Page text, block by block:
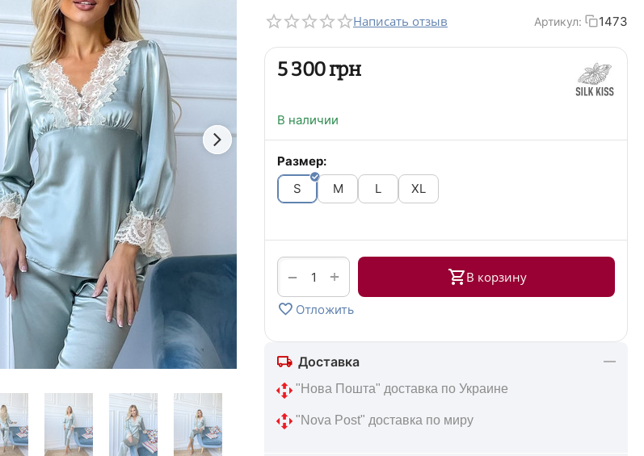
Написать отзыв Артикул: 1473
‍5 300‍грн
В наличии
Размер:
S
M L XL
+
− В корзину
Отложить
Доставка
"Нова Пошта" доставка по Украине
"Nova Post" доставка по миру